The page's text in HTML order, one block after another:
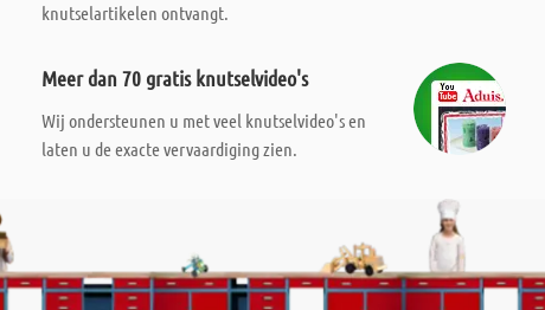
knutselartikelen ontvangt.
Meer dan 70 gratis knutselvideo's
Wij ondersteunen u met veel knutselvideo's en
laten u de exacte vervaardiging zien.